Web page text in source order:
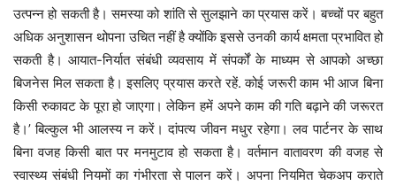
उत्पन्न हो सकती है। समस्या को शांति से सुलझाने का प्रयास करें। बच्चों पर बहुत
अधिक अनुशासन थोपना उचित नहीं है क्योंकि इससे उनकी कार्य क्षमता प्रभावित हो
सकती है। आयात-निर्यात संबंधी व्यवसाय में संपर्कों के माध्यम से आपको अच्छा
बिजनेस मिल सकता है। इसलिए प्रयास करते रहें. कोई जरूरी काम भी आज बिना
किसी रुकावट के पूरा हो जाएगा। लेकिन हमें अपने काम की गति बढ़ाने की जरूरत
है।’ बिल्कुल भी आलस्य न करें। दांपत्य जीवन मधुर रहेगा। लव पार्टनर के साथ
बिना वजह किसी बात पर मनमुटाव हो सकता है। वर्तमान वातावरण की वजह से
स्वास्थ्य संबंधी नियमों का गंभीरता से पालन करें। अपना नियमित चेकअप कराते